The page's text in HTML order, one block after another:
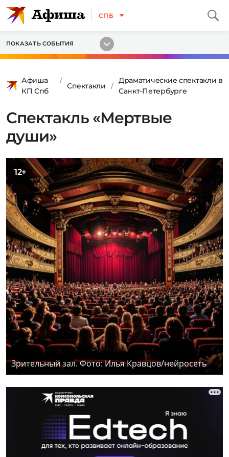
СПБ
ПОКАЗАТЬ СОБЫТИЯ
Афиша
КП Спб
Спектакли
Драматические спектакли в
Санкт-Петербурге
Спектакль «Мертвые
души»
12+
Зрительный зал. Фото: Илья Кравцов/нейросеть